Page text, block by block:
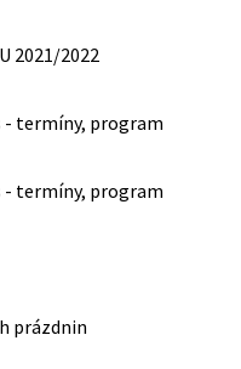
2021/2022
- termíny, program
- termíny, program
prázdnin